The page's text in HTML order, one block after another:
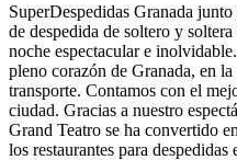
SuperDespedidas Granada
de despedida de soltero y
noche espectacular e
pleno corazón de Granada, en
transporte. Contamos con el
ciudad. Gracias a nuestro
Grand Teatro se ha convertido
los restaurantes para despedidas